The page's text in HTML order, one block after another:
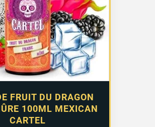
FRUIT DU DRAGON
100ML MEXICAN
CARTEL